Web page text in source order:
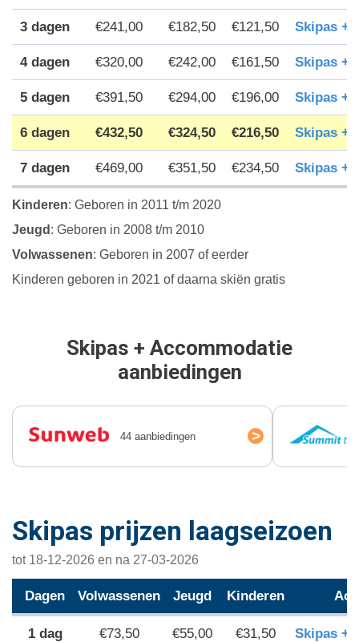
3 dagen €241,00 €182,50 €121,50 Skipas +
4 dagen €320,00 €242,00 €161,50 Skipas +
5 dagen €391,50 €294,00 €196,00 Skipas +
6 dagen €432,50 €324,50 €216,50 Skipas +
7 dagen €469,00 €351,50 €234,50 Skipas +
Kinderen: Geboren in 2011 t/m 2020
Jeugd : Geboren in 2008 t/m 2010
Volwassenen: Geboren in 2007 of eerder
Kinderen geboren in 2021 of daarna skiën gratis
Skipas + Accommodatie
aanbiedingen
44 aanbiedingen >
Skipas prijzen laagseizoen
tot 18-12-2026 en na 27-03-2026
Dagen Volwassenen Jeugd Kinderen
€73,50 €55,00 €31,50 Skipas +